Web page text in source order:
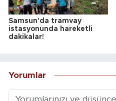
Samsun'da tramvay
istasyonunda hareketli
dakikalar!
Yorumlar